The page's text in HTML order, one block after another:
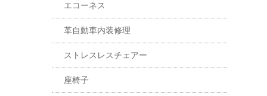
エコーネス
革自動車内装修理
ストレスレスチェアー
座椅子